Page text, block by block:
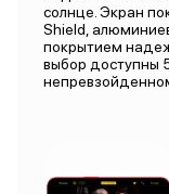
солнце. Экран
Shield,
покрытием
выбор доступны